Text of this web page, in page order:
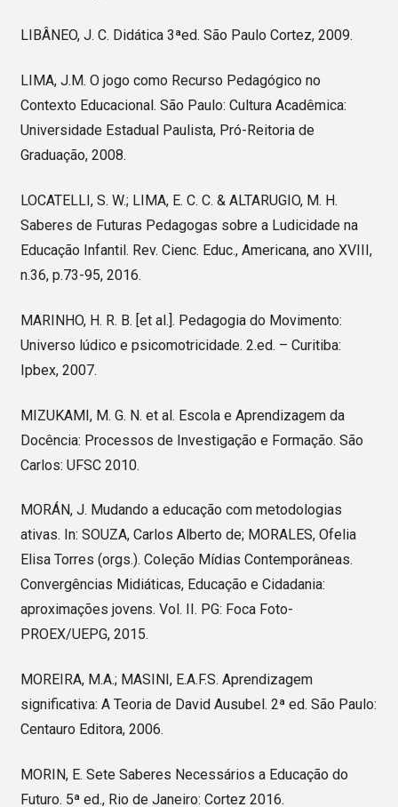
LIBÂNEO, J. C. Didática 3ªed. São Paulo Cortez, 2009.
LIMA, J.M. O jogo como Recurso Pedagógico no
Contexto Educacional. São Paulo: Cultura Acadêmica:
Universidade Estadual Paulista, Pró-Reitoria de
Graduação, 2008.
LOCATELLI, S. W.; LIMA, E. C. C. & ALTARUGIO, M. H.
Saberes de Futuras Pedagogas sobre a Ludicidade na
Educação Infantil. Rev. Cienc. Educ., Americana, ano XVIII,
n.36, p.73-95, 2016.
MARINHO, H. R. B. [et al.]. Pedagogia do Movimento:
Universo lúdico e psicomotricidade. 2.ed. – Curitiba:
Ipbex, 2007.
MIZUKAMI, M. G. N. et al. Escola e Aprendizagem da
Docência: Processos de Investigação e Formação. São
Carlos: UFSC 2010.
MORÁN, J. Mudando a educação com metodologias
ativas. In: SOUZA, Carlos Alberto de; MORALES, Ofelia
Elisa Torres (orgs.). Coleção Mídias Contemporâneas.
Convergências Midiáticas, Educação e Cidadania:
aproximações jovens. Vol. II. PG: Foca Foto-
PROEX/UEPG, 2015.
MOREIRA, M.A.; MASINI, E.A.F.S. Aprendizagem
significativa: A Teoria de David Ausubel. 2ª ed. São Paulo:
Centauro Editora, 2006.
MORIN, E. Sete Saberes Necessários a Educação do
Futuro. 5ª ed., Rio de Janeiro: Cortez 2016.